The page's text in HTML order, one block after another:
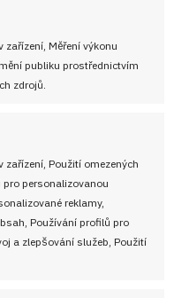
Měření výkonu
publiku prostřednictvím
zdrojů.
Použití omezených
pro personalizovanou
reklamy,
Používání profilů pro
a zlepšování služeb, Použití